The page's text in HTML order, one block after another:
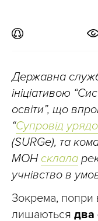
Державна
ініціативою
освіти”, що
“Супровід
(SURGe), та
МОН склала
учнівство в
Зокрема, попри
лишаються два